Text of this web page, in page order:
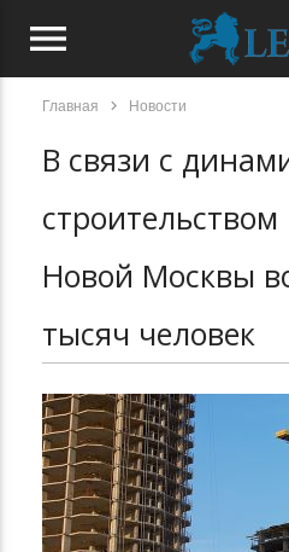
menu
Главная chevron_right Новости
В связи с
Новой Москвы
тысяч человек